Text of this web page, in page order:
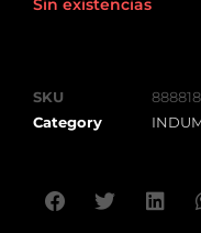
Sin existencias
SKU
Category